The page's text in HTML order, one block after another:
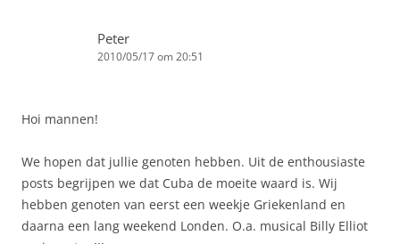
Peter
2010/05/17 om 20:51
Hoi mannen!
We hopen dat jullie genoten hebben. Uit de enthousiaste
posts begrijpen we dat Cuba de moeite waard is. Wij
hebben genoten van eerst een weekje Griekenland en
daarna een lang weekend Londen. O.a. musical Billy Elliot